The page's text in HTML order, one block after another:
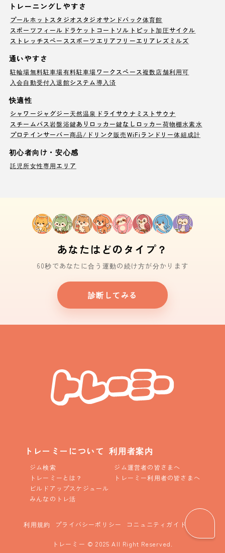
トレーニングしやすさ
プールホットスタジオ スタジオサンドバック体育館
スポーツフィールド ラケットコート ソルトピット加圧サイクル
ストレッチスペース スポーツエリア フリーエリア レズミルズ
通いやすさ
駐輪場無料駐車場有料駐車場ワークスペース複数店舗利用可
入会自動受付 入退館システム導入済
快適性
シャワージャグジー天然温泉 ドライサウナ ミストサウナ
スチームバス岩盤浴鍵ありロッカー鍵なしロッカー荷物棚水素水
プロテインサーバー商品/ドリンク販売WiFi ランドリー体組成計
初心者向け・安心感
託児所女性専用エリア
あなたはどのタイプ？
60秒であなたに合う運動の続け方が分かります
診断してみる
トレーミーについて
ジム検索
トレーミーとは？
ビルドアップスケジュール
みんなのトレ活
利用者案内
ジム運営者の皆さまへ
トレーミー利用者の皆さまへ
利用規約 プライバシーポリシー コニュニティガイドライン
トレーミー © 2025 All Right Reserved.